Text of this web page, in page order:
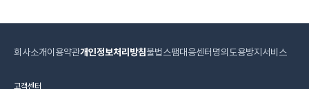
회사소개이용약관개인정보처리방침불법스팸대응센터 명의도용방지서비스
고객센터